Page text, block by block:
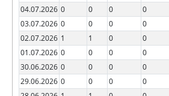
04.07.2026 0 0 0 0
03.07.2026 0 0 0 0
02.07.2026 1 1 0 0
01.07.2026 0 0 0 0
30.06.2026 0 0 0 0
29.06.2026 0 0 0 0